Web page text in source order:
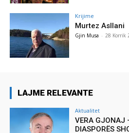
Krijime
Murtez Asllani
Gjin Musa - 28 Korrik
LAJME RELEVANTE
Aktualitet
VERA GJONAJ
DIASPORËS